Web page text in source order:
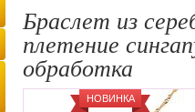
Браслет из
плетение
обработка
НОВИНКА